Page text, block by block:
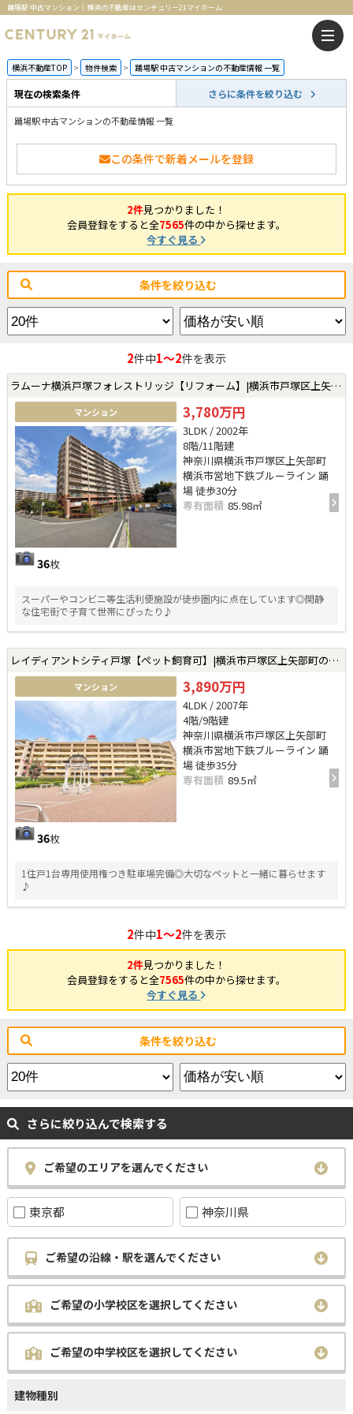
踊場駅 中古マンション｜横浜の不動産はセンチュリー21マイホーム
横浜不動産TOP 物件検索 踊場駅 中古マンションの不動産情報 一覧
現在の検索条件 さらに条件を絞り込む
踊場駅 中古マンションの不動産情報 一覧
この条件で新着メールを登録
2件見つかりました！
会員登録をすると全7565件の中から探せます。
今すぐ見る
条件を絞り込む
2件中1～2件を表示
ラムーナ横浜戸塚フォレストリッジ【リフォーム】|横浜市戸塚区上矢部町の中古マンション
マンション
36枚
3,780万円
3LDK / 2002年
8階/11階建
神奈川県横浜市戸塚区上矢部町
横浜市営地下鉄ブルーライン 踊
場 徒歩30分
専有面積 85.98㎡
スーパーやコンビニ等生活利便施設が徒歩圏内に点在しています◎閑静
な住宅街で子育て世帯にぴったり♪
レイディアントシティ戸塚【ペット飼育可】|横浜市戸塚区上矢部町の中古マンション
マンション
36枚
3,890万円
4LDK / 2007年
4階/9階建
神奈川県横浜市戸塚区上矢部町
横浜市営地下鉄ブルーライン 踊
場 徒歩35分
専有面積 89.5㎡
1住戸1台専用使用権つき駐車場完備◎大切なペットと一緒に暮らせます
♪
2件中1～2件を表示
2件見つかりました！
会員登録をすると全7565件の中から探せます。
今すぐ見る
条件を絞り込む
さらに絞り込んで検索する
ご希望のエリアを選んでください
東京都 神奈川県
ご希望の沿線・駅を選んでください
ご希望の小学校区を選択してください
ご希望の中学校区を選択してください
建物種別